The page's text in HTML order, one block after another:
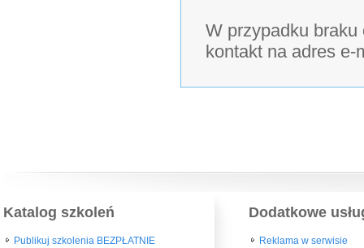
W przypadku
kontakt na adres
Katalog szkoleń
Publikuj szkolenia BEZPŁATNIE
Dodatkowe
Reklama w serwisie